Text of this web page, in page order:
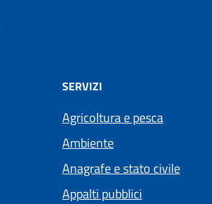
SERVIZI
Agricoltura e pesca
Ambiente
Anagrafe e stato civile
Appalti pubblici